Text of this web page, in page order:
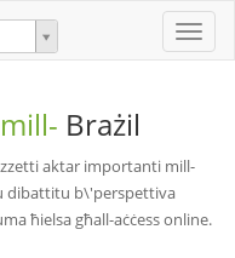
Toggle
Brażil
aktar importanti mill-
dibattitu b\'perspettiva
ħielsa għall-aċċess online.